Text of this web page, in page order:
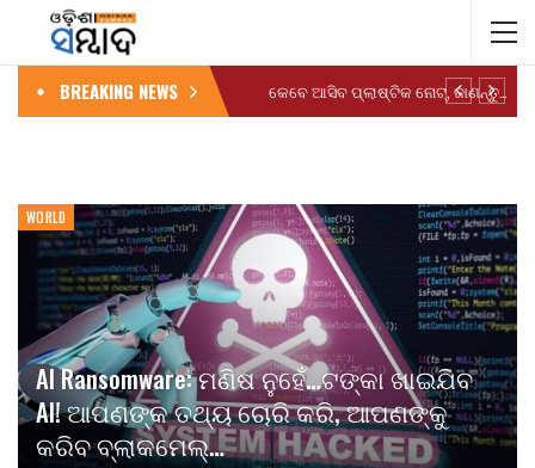
BREAKING NEWS କେବେ ଆସିବ ପ୍ଲାଷ୍ଟିକ ନୋଟ୍, ଜାଣନ୍ତୁ…
WORLD
AI Ransomware: ମଣିଷ ନୁହେଁ…ଟଙ୍କା ଖାଇଯିବ
AI! ଆପଣଙ୍କ ତଥ୍ୟ ଚୋରି କରି, ଆପଣଙ୍କୁ
କରିବ ବ୍ଲାକମେଲ୍…